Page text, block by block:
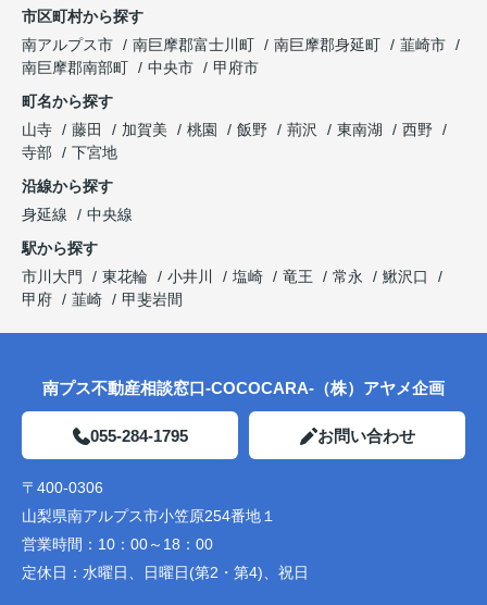
市区町村から探す
南アルプス市
南巨摩郡富士川町 南巨摩郡身延町
韮崎市
南巨摩郡南部町
中央市
甲府市
町名から探す
山寺
藤田 加賀美 桃園 飯野 荊沢 東南湖
西野
寺部
下宮地
沿線から探す
身延線
中央線
駅から探す
市川大門
東花輪 小井川 塩崎 竜王 常永
鰍沢口
甲府
韮崎 甲斐岩間
南プス不動産相談窓口-COCOCARA-（株）アヤメ企画
055-284-1795 お問い合わせ
〒400-0306
山梨県南アルプス市小笠原254番地１
営業時間： 10：00～18：00
定休日： 水曜日、日曜日(第2・第4)、祝日